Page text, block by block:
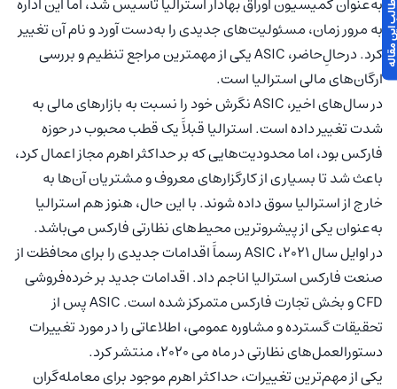
به مرور زمان، مسئولیت‌های جدیدی را به‌دست آورد و نام آن تغییر
کرد. درحالِ‌حاضر، ASIC یکی از مهمترین مراجع تنظیم و بررسی
ارگان‌های مالی استرالیا است.
در سال‌های اخیر، ASIC نگرش خود را نسبت به بازار‌های مالی به
شدت تغییر داده است. استرالیا قبلاََ یک قطب محبوب در حوزه
فارکس بود، اما محدودیت‌هایی که بر حداکثر اهرم مجاز اعمال کرد،
باعث شد تا بسیاری از کارگزارهای معروف و مشتریان آن‌ها به
خارج از استرالیا سوق داده شوند. با این حال، هنوز هم استرالیا
به‌عنوان یکی از پیشروترین محیط‌های نظارتی فارکس می‌باشد.
در اوایل سال ۲۰۲۱، ASIC رسماََ اقدامات جدیدی را برای محافظت از
صنعت فارکس استرالیا اناجم داد. اقدامات جدید بر خرده‌فروشی
CFD و بخش تجارت فارکس متمرکز شده است. ASIC پس از
تحقیقات گسترده و مشاوره عمومی، اطلاعاتی را در مورد تغییرات
دستورالعمل‌های نظارتی در ماه می‌ ۲۰۲۰، منتشر کرد.
یکی از مهم‌ترین تغییرات، حداکثر اهرم موجود برای معامله‌گران